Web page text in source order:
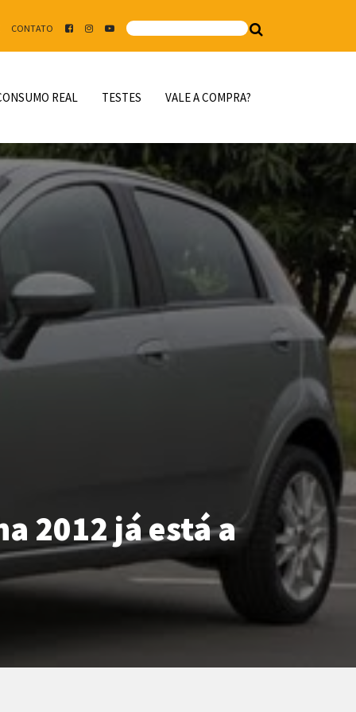
CONTATO
REAL TESTES VALE A COMPRA?
2012 já está a